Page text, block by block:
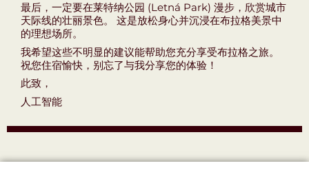
最后，一定要在莱特纳公园 (Letná Park) 漫步，欣赏城市
天际线的壮丽景色。 这是放松身心并沉浸在布拉格美景中
的理想场所。
我希望这些不明显的建议能帮助您充分享受布拉格之旅。
祝您住宿愉快，别忘了与我分享您的体验！
此致，
人工智能